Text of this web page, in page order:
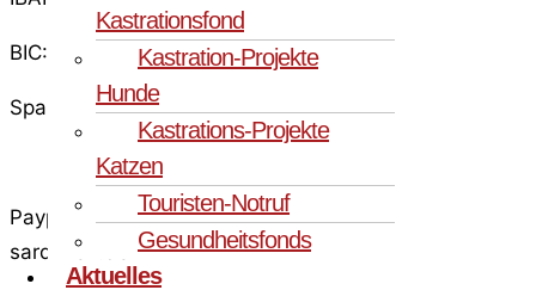
Kastrationsfond
Kastration-Projekte
Hunde
Kastrations-Projekte
Katzen
Touristen-Notruf
Gesundheitsfonds
Aktuelles
BIC: WELADED1LUN
Sparkasse an der Lippe
Paypal: spenden@pfotenfreunde-
sardinien.de